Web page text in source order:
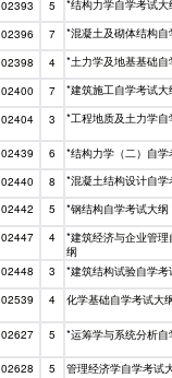
02393 5 *结构力学自学考试大
02396 7 *混凝土及砌体结构
02398 4 *土力学及地基基础
02400 7 *建筑施工自学考试大
02404 3 *工程地质及土力学
02439 6 *结构力学（二）自
02440 8 *混凝土结构设计自
02442 5 *钢结构自学考试大纲
02447 4
*建筑经济与企业管
纲
02448 3 *建筑结构试验自学考
02539 4 化学基础自学考试大
02627 5 *运筹学与系统分析
02628 5 管理经济学自学考试